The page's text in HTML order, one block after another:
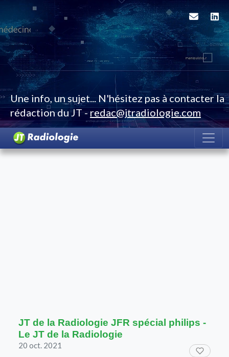
Une info, un sujet... N'hésitez pas à contacter la
rédaction du JT -redac@jtradiologie.com
JT de la Radiologie JFR spécial philips -
Le JT de la Radiologie
20 oct. 2021